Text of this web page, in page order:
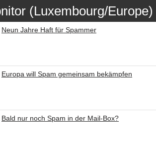
(Luxembourg/Europe)
Neun Jahre Haft für Spammer
Europa will Spam gemeinsam bekämpfen
Bald nur noch Spam in der Mail-Box?